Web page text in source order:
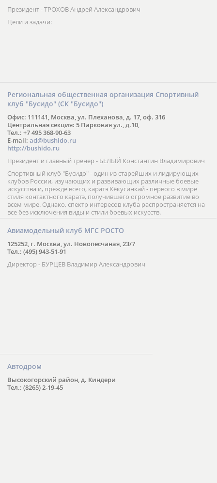
Президент - ТРОХОВ Андрей Александрович
Цели и задачи:
Региональная общественная организация Спортивный
клуб "Бусидо" (СК "Бусидо")
Офис: 111141, Москва, ул. Плеханова, д. 17, оф. 316
Центральная секция: 5 Парковая ул., д.10,
Тел.: +7 495 368-90-63
E-mail: ad@bushido.ru
http://bushido.ru
Президент и главный тренер - БЕЛЫЙ Константин Владимирович
Спортивный клуб "Бусидо" - один из старейших и лидирующих
клубов России, изучающих и развивающих различные боевые
искусства и, прежде всего, каратэ Кёкусинкай - первого в мире
стиля контактного каратэ, получившего огромное развитие во
всем мире. Однако, спектр интересов клуба распространяется на
все без исключения виды и стили боевых искусств.
Авиамодельный клуб МГС РОСТО
125252, г. Москва, ул. Новопесчаная, 23/7
Тел.: (495) 943-51-91
Директор - БУРЦЕВ Владимир Александрович
Автодром
Высокогорский район, д. Киндери
Тел.: (8265) 2-19-45